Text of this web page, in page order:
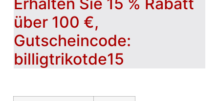
über 100 €,
Gutscheincode:
billigtrikotde15